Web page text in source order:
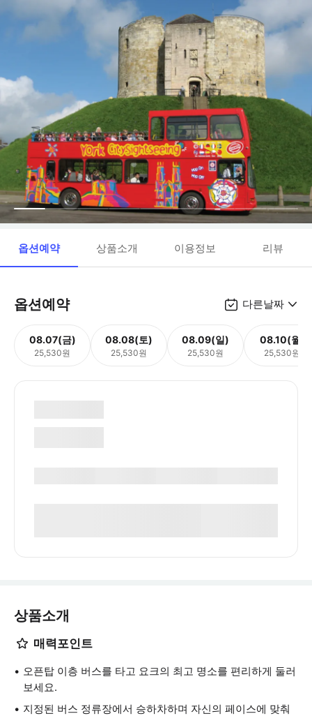
옵션예약 상품소개 이용정보 리뷰
옵션예약 다른날짜
08.07(금)
25,530원
08.08(토)
25,530원
08.09(일)
25,530원
08.10(월)
25,530원
상품소개
매력포인트
오픈탑 이층 버스를 타고 요크의 최고 명소를 편리하게 둘러
보세요.
지정된 버스 정류장에서 승하차하며 자신의 페이스에 맞춰